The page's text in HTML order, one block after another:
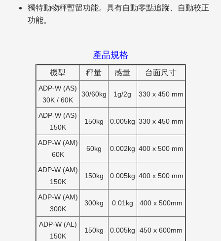
獨特動物秤暫留功能。具有自動零點追蹤、自動校正
功能。
產品規格
機型 秤量 感量 台面尺寸
ADP-W (AS)
30K / 60K
30/60kg 1g/2g 330 x 450 mm
ADP-W (AS)
150K
150kg 0.005kg 330 x 450 mm
ADP-W (AM)
60K
60kg 0.002kg 400 x 500 mm
ADP-W (AM)
150K
150kg 0.005kg 400 x 500 mm
ADP-W (AM)
300K
300kg 0.01kg 400 x 500mm
ADP-W (AL)
150K
150kg 0.005kg 450 x 600mm